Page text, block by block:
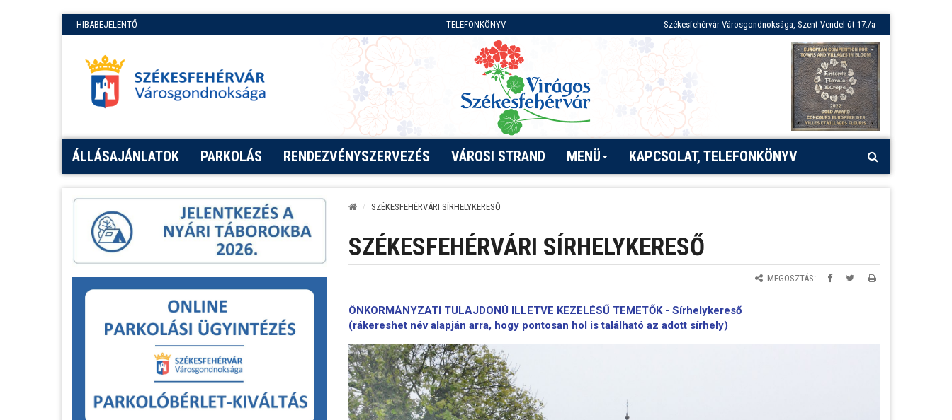
HIBABEJELENTŐ TELEFONKÖNYV Székesfehérvár Városgondnoksága, Szent Vendel út 17./a
ÁLLÁSAJÁNLATOK PARKOLÁS RENDEZVÉNYSZERVEZÉS VÁROSI STRAND MENÜ KAPCSOLAT, TELEFONKÖNYV
SZÉKESFEHÉRVÁRI SÍRHELYKERESŐ
SZÉKESFEHÉRVÁRI SÍRHELYKERESŐ
MEGOSZTÁS:
ÖNKORMÁNYZATI TULAJDONÚ ILLETVE KEZELÉSŰ TEMETŐK - Sírhelykereső
(rákereshet név alapján arra, hogy pontosan hol is található az adott sírhely)